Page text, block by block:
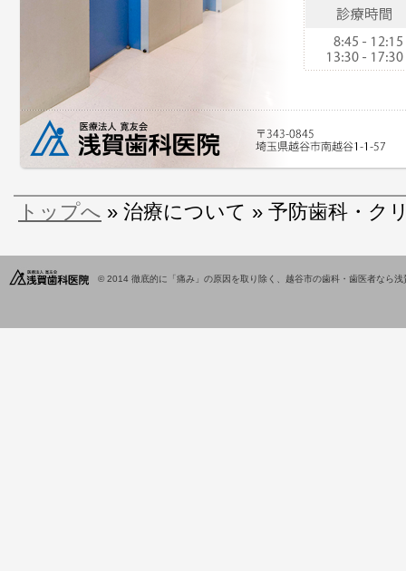
トップへ » 治療について » 予防歯科・ク
© 2014 徹底的に「痛み」の原因を取り除く、越谷市の歯科・歯医者なら